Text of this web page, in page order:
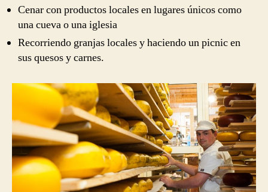
Cenar con productos locales en lugares únicos como
una cueva o una iglesia
Recorriendo granjas locales y haciendo un picnic en
sus quesos y carnes.